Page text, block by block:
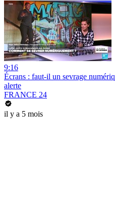
9:16
Écrans : faut-il un sevrage
alerte
FRANCE 24
il y a 5 mois